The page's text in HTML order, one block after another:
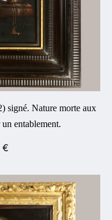
signé. Nature morte aux
entablement.
€